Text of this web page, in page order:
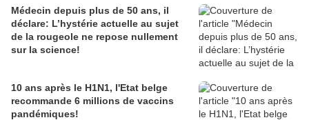
Médecin depuis plus de 50 ans, il
déclare: L’hystérie actuelle au sujet
de la rougeole ne repose nullement
sur la science!
10 ans après le H1N1, l'Etat belge
recommande 6 millions de vaccins
pandémiques!